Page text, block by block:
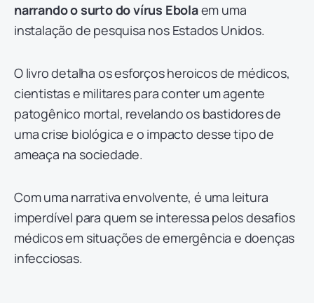
narrando o surto do vírus Ebolaem uma
instalação de pesquisa nos Estados Unidos.
O livro detalha os esforços heroicos de médicos,
cientistas e militares para conter um agente
patogênico mortal, revelando os bastidores de
uma crise biológica e o impacto desse tipo de
ameaça na sociedade.
Com uma narrativa envolvente, é uma leitura
imperdível para quem se interessa pelos desafios
médicos em situações de emergência e doenças
infecciosas.